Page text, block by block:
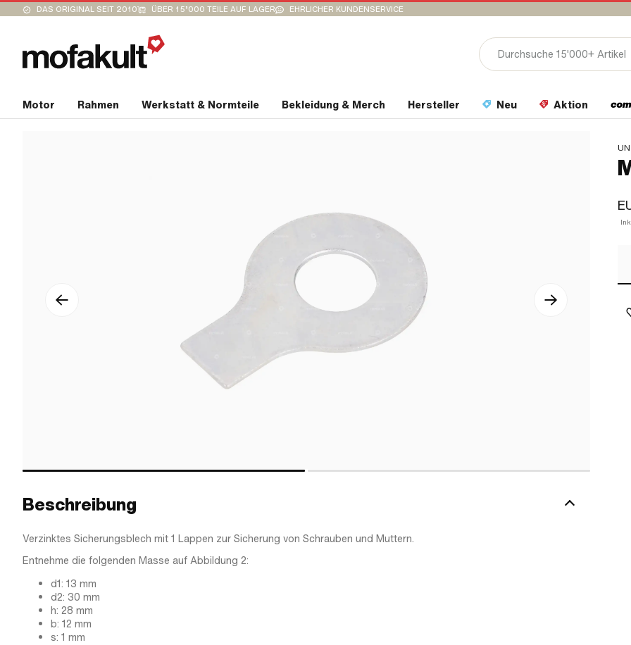
DAS ORIGINAL SEIT 2010 ÜBER 15’000 TEILE AUF LAGER EHRLICHER KUNDENSERVICE
Motor Rahmen Werkstatt & Normteile Bekleidung & Merch Hersteller Neu Aktion
Beschreibung
Verzinktes Sicherungsblech mit 1 Lappen zur Sicherung von Schrauben und Muttern.
Entnehme die folgenden Masse auf Abbildung 2:
d1: 13 mm
d2: 30 mm
h: 28 mm
b: 12 mm
s: 1 mm